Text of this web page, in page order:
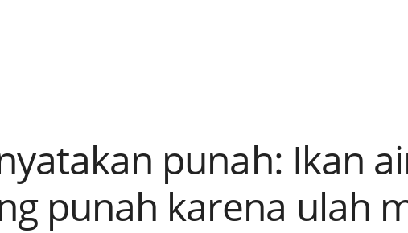
punah: Ikan
punah karena ulah